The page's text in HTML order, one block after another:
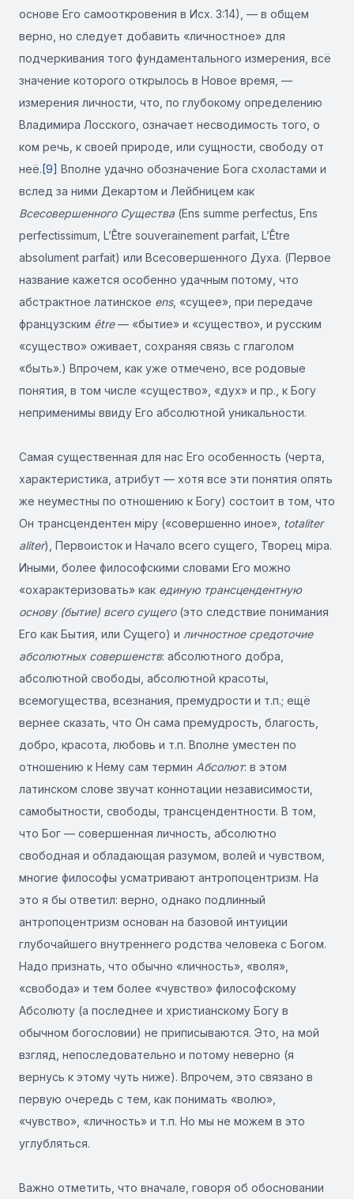
основе Его самооткровения в Исх. 3:14), — в общем
верно, но следует добавить «личностное» для
подчеркивания того фундаментального измерения, всё
значение которого открылось в Новое время, —
измерения личности, что, по глубокому определению
Владимира Лосского, означает несводимость того, о
ком речь, к своей природе, или сущности, свободу от
неё. [9] Вполне удачно обозначение Бога схоластами и
вслед за ними Декартом и Лейбницем как
Всесовершенного Существа (Ens summe perfectus, Ens
perfectissimum, L’Être souverainement parfait, L’Être
absolument parfait) или Всесовершенного Духа. (Первое
название кажется особенно удачным потому, что
абстрактное латинское ens, «сущее», при передаче
французским être— «бытие» и «существо», и русским
«существо» оживает, сохраняя связь с глаголом
«быть».) Впрочем, как уже отмечено, все родовые
понятия, в том числе «существо», «дух» и пр., к Богу
неприменимы ввиду Его абсолютной уникальности.
Самая существенная для нас Его особенность (черта,
характеристика, атрибут — хотя все эти понятия опять
же неуместны по отношению к Богу) состоит в том, что
Он трансцендентен міру («совершенно иное», totaliter
aliter), Первоисток и Начало всего сущего, Творец міра.
Иными, более философскими словами Его можно
«охарактеризовать» как единую трансцендентную
основу (бытие) всего сущего(это следствие понимания
Его как Бытия, или Сущего) и личностное средоточие
абсолютных совершенств: абсолютного добра,
абсолютной свободы, абсолютной красоты,
всемогущества, всезнания, премудрости и т.п.; ещё
вернее сказать, что Он сама премудрость, благость,
добро, красота, любовь и т.п. Вполне уместен по
отношению к Нему сам термин Абсолют: в этом
латинском слове звучат коннотации независимости,
самобытности, свободы, трансцендентности. В том,
что Бог — совершенная личность, абсолютно
свободная и обладающая разумом, волей и чувством,
многие философы усматривают антропоцентризм. На
это я бы ответил: верно, однако подлинный
антропоцентризм основан на базовой интуиции
глубочайшего внутреннего родства человека с Богом.
Надо признать, что обычно «личность», «воля»,
«свобода» и тем более «чувство» философскому
Абсолюту (а последнее и христианскому Богу в
обычном богословии) не приписываются. Это, на мой
взгляд, непоследовательно и потому неверно (я
вернусь к этому чуть ниже). Впрочем, это связано в
первую очередь с тем, как понимать «волю»,
«чувство», «личность» и т.п. Но мы не можем в это
углубляться.
Важно отметить, что вначале, говоря об обосновании